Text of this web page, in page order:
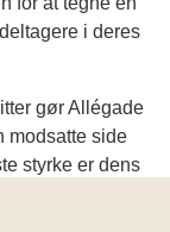
i deres
gør Allégade
modsatte side
styrke er dens